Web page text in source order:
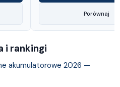
Porównaj
i rankingi
akumulatorowe 2026 —